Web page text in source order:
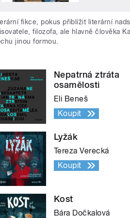
fikce, pokus přiblížit literární
filozofa, ale hlavně člověka
jinou formou.
Nepatrná ztráta
osamělosti
Eli Beneš
Koupit
Lyžák
Tereza Verecká
Koupit
Kost
Bára Dočkalová